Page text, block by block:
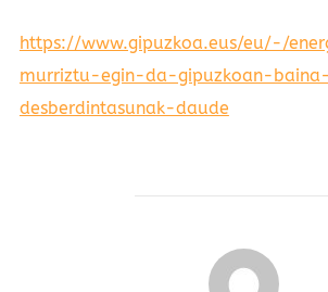
https://www.gipuzkoa.eus/eu/-/
murriztu-egin-da-gipuzkoan-
desberdintasunak-daude
POST AUTHOR